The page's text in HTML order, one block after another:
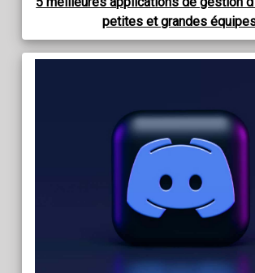
petites et grandes